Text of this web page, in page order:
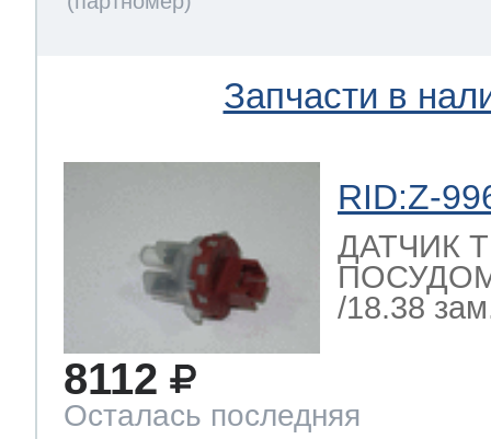
Запчасти в
RID:Z-
ДАТЧИК
/18.38
8112
Осталась последняя